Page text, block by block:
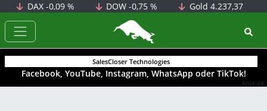
DAX -0,09 % DOW-0,75 % Gold 4.237,37
BörsenNEWS.de
SalesCloser Technologies
Facebook, YouTube, Instagram, WhatsApp oder TikTok!
Anzeige